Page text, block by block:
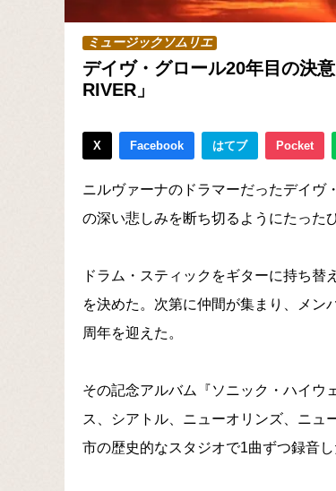
ミュージックソムリエ
デイヴ・グロール20年目の決
RIVER」
X Facebook はてブ Pocket
ニルヴァーナのドラマーだったデイヴ
の深い悲しみを断ち切るようにたった
ドラム・スティックをギターに持ち
を決めた。次第に仲間が集まり、メン
周年を迎えた。
その記念アルバム『ソニック・ハイウ
ス、シアトル、ニューオリンズ、ニュ
市の歴史的なスタジオで1曲ずつ録音し